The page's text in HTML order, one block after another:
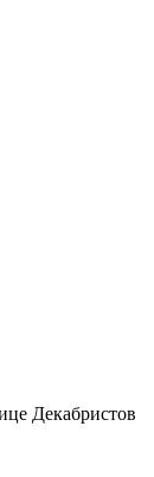
Декабристов